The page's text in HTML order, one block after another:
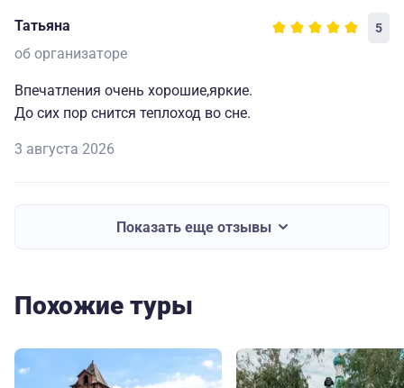
Татьяна 5
об организаторе
Впечатления очень хорошие,яркие.
До сих пор снится теплоход во сне.
3 августа 2026
Показать еще отзывы
Похожие туры